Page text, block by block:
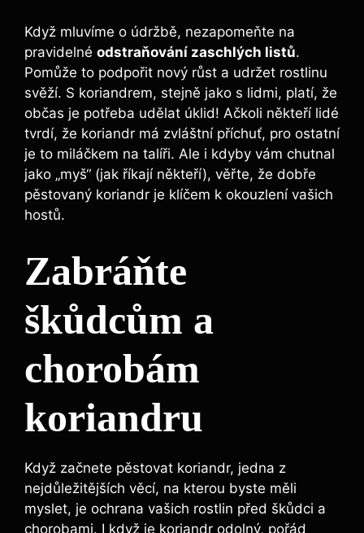
Když mluvíme o údržbě, nezapomeňte na
pravidelné odstraňování zaschlých listů.
Pomůže to podpořit nový růst a udržet rostlinu
svěží. S koriandrem, stejně jako s lidmi, platí, že
občas je potřeba udělat úklid! Ačkoli někteří lidé
tvrdí, že koriandr má zvláštní příchuť, pro ostatní
je to miláčkem na talíři. Ale i kdyby vám chutnal
jako „myš“ (jak říkají někteří), věřte, že dobře
pěstovaný koriandr je klíčem k okouzlení vašich
hostů.
Zabráňte
škůdcům a
chorobám
koriandru
Když začnete pěstovat koriandr, jedna z
nejdůležitějších věcí, na kterou byste měli
myslet, je ochrana vašich rostlin před škůdci a
chorobami. I když je koriandr odolný, pořád